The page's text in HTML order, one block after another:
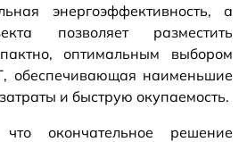
энергоэффективность, а
позволяет разместить
оптимальным выбором
обеспечивающая наименьшие
и быструю окупаемость.
окончательное решение